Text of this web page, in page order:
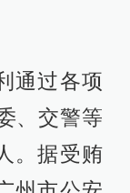
通过各项
、交警等
。据受贿